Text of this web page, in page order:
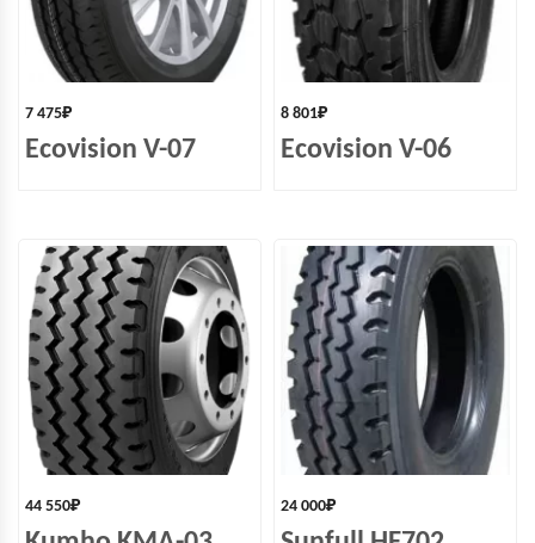
7 475₽
Ecovision V-07
8 801₽
Ecovision V-06
44 550₽ 24 000₽